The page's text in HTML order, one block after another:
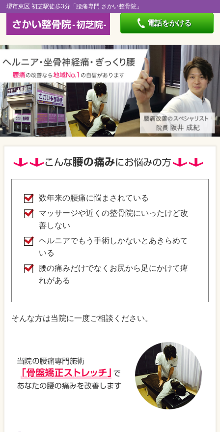
堺市東区 初芝駅徒歩3分「腰痛専門 さかい整骨院」
電話をかける
数年来の腰痛に悩まされている
マッサージや近くの整骨院にいったけど改
善しない
ヘルニアでもう手術しかないとあきらめて
いる
腰の痛みだけでなくお尻から足にかけて痺
れがある
そんな方は当院に一度ご相談ください。